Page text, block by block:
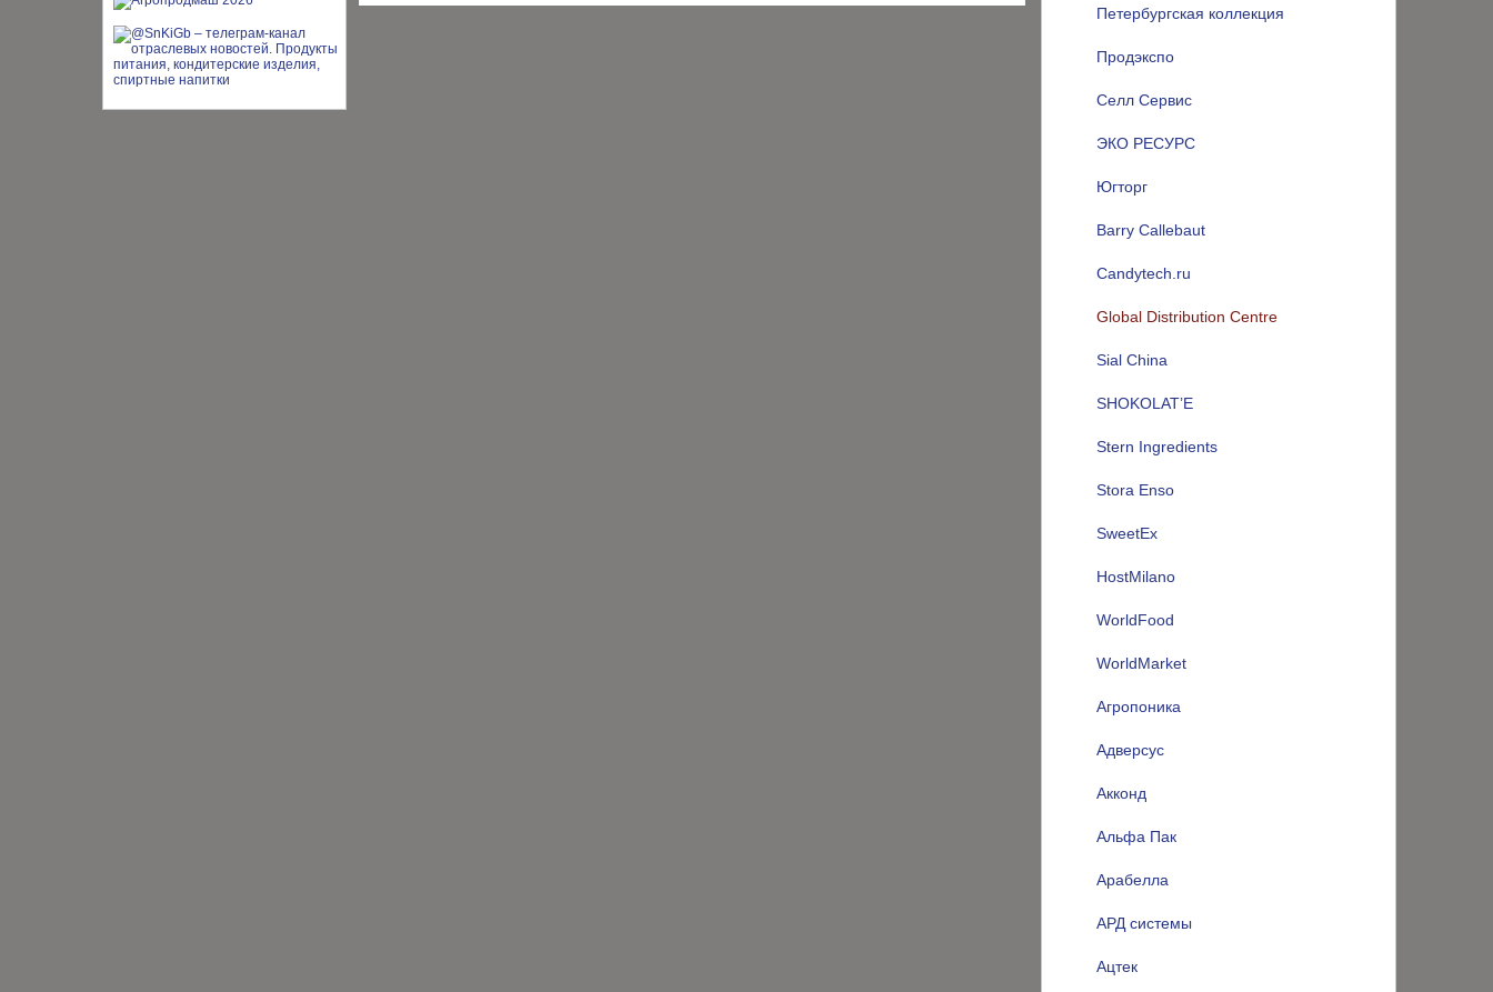
Петербургская коллекция
Продэкспо
Селл Сервис
ЭКО РЕСУРС
Югторг
Barry Callebaut
Candytech.ru
Global Distribution Centre
Sial China
SHOKOLAT’E
Stern Ingredients
Stora Enso
SweetEx
HostMilano
WorldFood
WorldMarket
Агропоника
Адверсус
Акконд
Альфа Пак
Арабелла
АРД системы
Ацтек